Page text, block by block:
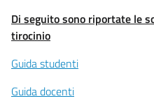
Di seguito sono riportate le
tirocinio
Guida studenti
Guida docenti